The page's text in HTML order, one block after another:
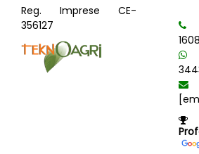
Reg. Imprese CE-
356127